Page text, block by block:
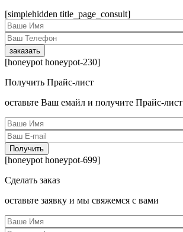
[simplehidden title_page_consult]
[honeypot honeypot-230]
Получить Прайс-лист
оcтавьте Ваш емайл и получите Прайс-лист
[honeypot honeypot-699]
Сделать заказ
оcтавьте заявку и мы свяжемся с вами